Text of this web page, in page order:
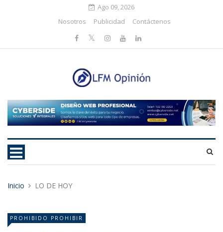
Ago 09, 2026
Nosotros
Publicidad Contáctenos
Inicio LO DE HOY
PROHIBIDO PROHIBIR